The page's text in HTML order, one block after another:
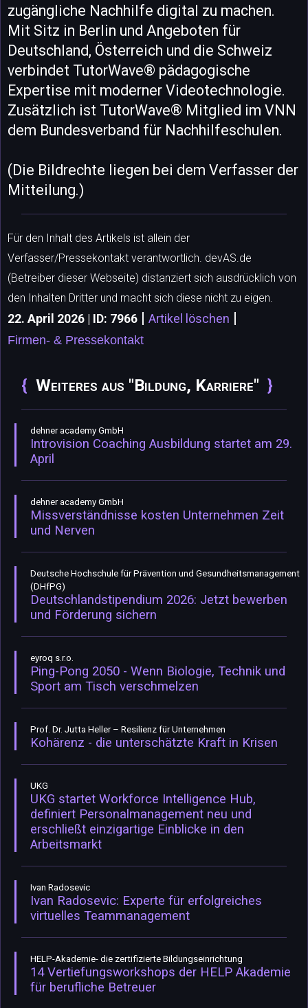
zugängliche Nachhilfe digital zu machen.
Mit Sitz in Berlin und Angeboten für
Deutschland, Österreich und die Schweiz
verbindet TutorWave® pädagogische
Expertise mit moderner Videotechnologie.
Zusätzlich ist TutorWave® Mitglied im VNN
dem Bundesverband für Nachhilfeschulen.
(Die Bildrechte liegen bei dem Verfasser der
Mitteilung.)
Für den Inhalt des Artikels ist allein der
Verfasser/Pressekontakt verantwortlich. devAS.de
(Betreiber dieser Webseite) distanziert sich ausdrücklich von
den Inhalten Dritter und macht sich diese nicht zu eigen.
22. April 2026 | ID: 7966 | Artikel löschen |
Firmen- & Pressekontakt
Weiteres aus "Bildung, Karriere"
dehner academy GmbH
Introvision Coaching Ausbildung startet am 29.
April
dehner academy GmbH
Missverständnisse kosten Unternehmen Zeit
und Nerven
Deutsche Hochschule für Prävention und Gesundheitsmanagement
(DHfPG)
Deutschlandstipendium 2026: Jetzt bewerben
und Förderung sichern
eyroq s.r.o.
Ping-Pong 2050 - Wenn Biologie, Technik und
Sport am Tisch verschmelzen
Prof. Dr. Jutta Heller – Resilienz für Unternehmen
Kohärenz - die unterschätzte Kraft in Krisen
UKG
UKG startet Workforce Intelligence Hub,
definiert Personalmanagement neu und
erschließt einzigartige Einblicke in den
Arbeitsmarkt
Ivan Radosevic
Ivan Radosevic: Experte für erfolgreiches
virtuelles Teammanagement
HELP-Akademie- die zertifizierte Bildungseinrichtung
14 Vertiefungsworkshops der HELP Akademie
für berufliche Betreuer